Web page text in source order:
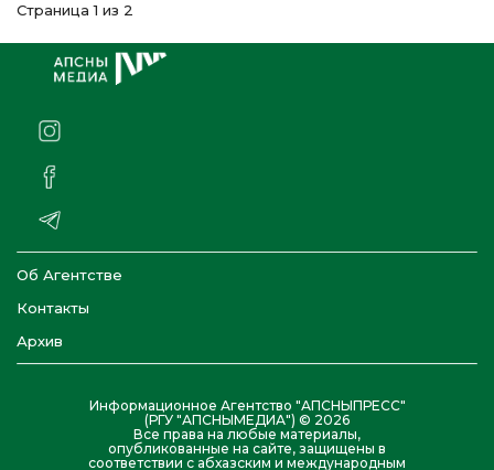
Страница 1 из 2
Об Агентстве
Контакты
Архив
Информационное Агентство "АПСНЫПРЕСС"
(РГУ "АПСНЫМЕДИА") © 2026
Все права на любые материалы,
опубликованные на сайте, защищены в
соответствии с абхазским и международным